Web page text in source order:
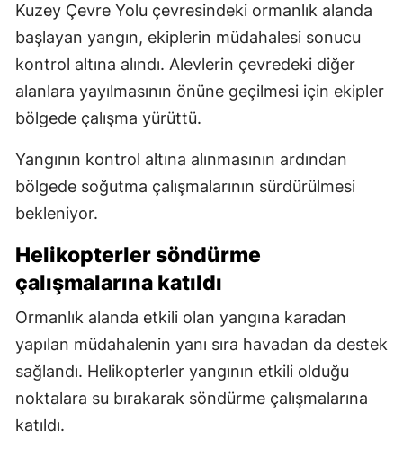
Kuzey Çevre Yolu çevresindeki ormanlık alanda
başlayan yangın, ekiplerin müdahalesi sonucu
kontrol altına alındı. Alevlerin çevredeki diğer
alanlara yayılmasının önüne geçilmesi için ekipler
bölgede çalışma yürüttü.
Yangının kontrol altına alınmasının ardından
bölgede soğutma çalışmalarının sürdürülmesi
bekleniyor.
Helikopterler söndürme
çalışmalarına katıldı
Ormanlık alanda etkili olan yangına karadan
yapılan müdahalenin yanı sıra havadan da destek
sağlandı. Helikopterler yangının etkili olduğu
noktalara su bırakarak söndürme çalışmalarına
katıldı.